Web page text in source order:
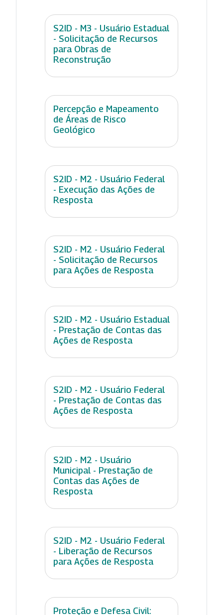
S2ID - M3 - Usuário Estadual
- Solicitação de Recursos
para Obras de
Reconstrução
Percepção e Mapeamento
de Áreas de Risco
Geológico
S2ID - M2 - Usuário Federal
- Execução das Ações de
Resposta
S2ID - M2 - Usuário Federal
- Solicitação de Recursos
para Ações de Resposta
S2ID - M2 - Usuário Estadual
- Prestação de Contas das
Ações de Resposta
S2ID - M2 - Usuário Federal
- Prestação de Contas das
Ações de Resposta
S2ID - M2 - Usuário
Municipal - Prestação de
Contas das Ações de
Resposta
S2ID - M2 - Usuário Federal
- Liberação de Recursos
para Ações de Resposta
Proteção e Defesa Civil: